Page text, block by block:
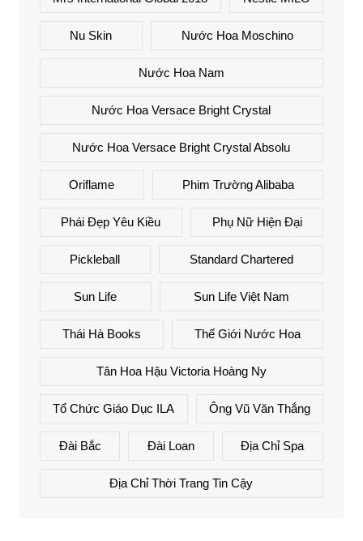
Nu Skin Nước Hoa Moschino
Nước Hoa Nam
Nước Hoa Versace Bright Crystal
Nước Hoa Versace Bright Crystal Absolu
Oriflame Phim Trường Alibaba
Phái Đẹp Yêu Kiều Phụ Nữ Hiện Đại
Pickleball Standard Chartered
Sun Life Sun Life Việt Nam
Thái Hà Books Thế Giới Nước Hoa
Tân Hoa Hậu Victoria Hoàng Ny
Tổ Chức Giáo Dục ILA Ông Vũ Văn Thắng
Đài Bắc Đài Loan Địa Chỉ Spa
Địa Chỉ Thời Trang Tin Cậy